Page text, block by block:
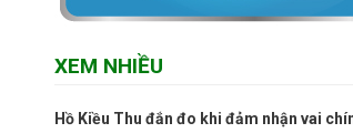
XEM NHIỀU
Hồ Kiều Thu đắn đo khi đảm nhận vai